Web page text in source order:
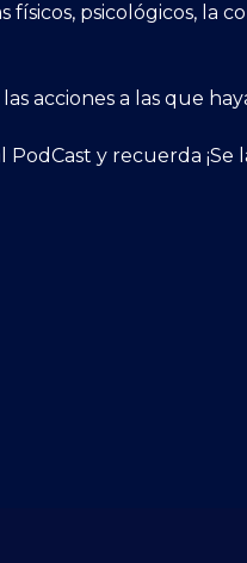
psicológicos, la
acciones a las que
y recuerda